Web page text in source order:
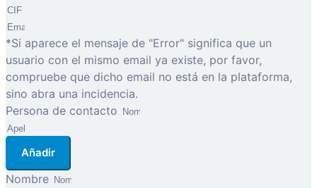
*Si aparece el mensaje de "Error" significa que un
usuario con el mismo email ya existe, por favor,
compruebe que dicho email no está en la plataforma,
sino abra una incidencia.
Persona de contacto
Añadir
Nombre